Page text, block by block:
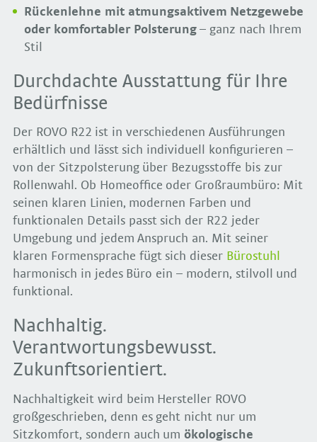
Rückenlehne mit atmungsaktivem Netzgewebe
oder komfortabler Polsterung– ganz nach Ihrem
Stil
Durchdachte Ausstattung für Ihre
Bedürfnisse
Der ROVO R22 ist in verschiedenen Ausführungen
erhältlich und lässt sich individuell konfigurieren –
von der Sitzpolsterung über Bezugsstoffe bis zur
Rollenwahl. Ob Homeoffice oder Großraumbüro: Mit
seinen klaren Linien, modernen Farben und
funktionalen Details passt sich der R22 jeder
Umgebung und jedem Anspruch an. Mit seiner
klaren Formensprache fügt sich dieser Bürostuhl
harmonisch in jedes Büro ein – modern, stilvoll und
funktional.
Nachhaltig.
Verantwortungsbewusst.
Zukunftsorientiert.
Nachhaltigkeit wird beim Hersteller ROVO
großgeschrieben, denn es geht nicht nur um
Sitzkomfort, sondern auch um ökologische